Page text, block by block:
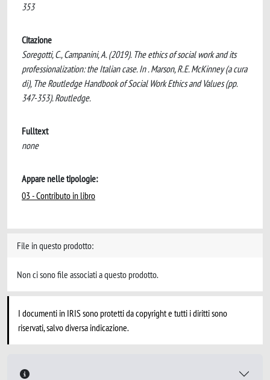
353
Citazione
Soregotti, C., Campanini, A. (2019). The ethics of social work and its
professionalization: the Italian case. In ‎. Marson, R.E. McKinney (a cura
di), The Routledge Handbook of Social Work Ethics and Values (pp.
347-353). Routledge.
Fulltext
none
Appare nelle tipologie:
03 - Contributo in libro
File in questo prodotto:
Non ci sono file associati a questo prodotto.
I documenti in IRIS sono protetti da copyright e tutti i diritti sono
riservati, salvo diversa indicazione.